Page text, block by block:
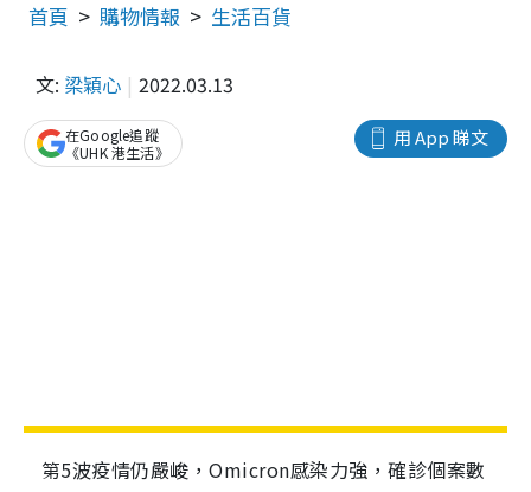
首頁 購物情報 生活百貨
文: 梁穎心 2022.03.13
用 App 睇文
在Google追蹤
《UHK 港生活》
第5波疫情仍嚴峻，Omicron感染力強，確診個案數